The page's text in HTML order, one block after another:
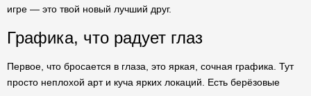
игре — это твой новый лучший друг.
Графика, что радует глаз
Первое, что бросается в глаза, это яркая, сочная графика. Тут
просто неплохой арт и куча ярких локаций. Есть берёзовые